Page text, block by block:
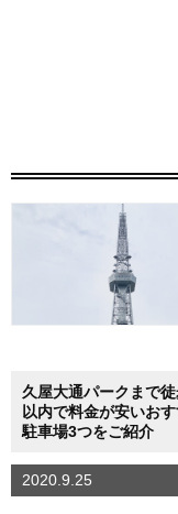
久屋大通パークまで
以内で料金が安いお
駐車場3つをご紹介
2020.9.25